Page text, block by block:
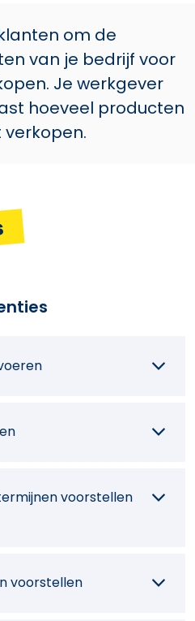
om de
van je bedrijf voor
Je werkgever
hoeveel producten
voorstellen
voorstellen